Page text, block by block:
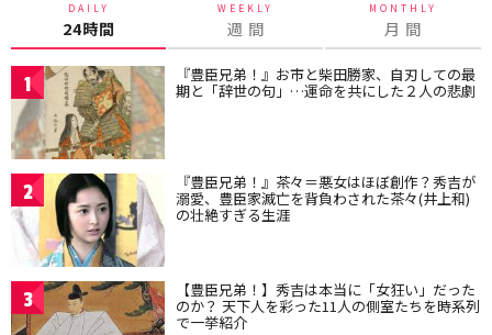
DAILY
24時間
WEEKLY
週 間
MONTHLY
月 間
1 『豊臣兄弟！』お市と柴田勝家、自刃しての最
期と「辞世の句」…運命を共にした２人の悲劇
2 『豊臣兄弟！』茶々＝悪女はほぼ創作？秀吉が
溺愛、豊臣家滅亡を背負わされた茶々(井上和)
の壮絶すぎる生涯
3 【豊臣兄弟！】秀吉は本当に「女狂い」だった
のか？ 天下人を彩った11人の側室たちを時系列
で一挙紹介